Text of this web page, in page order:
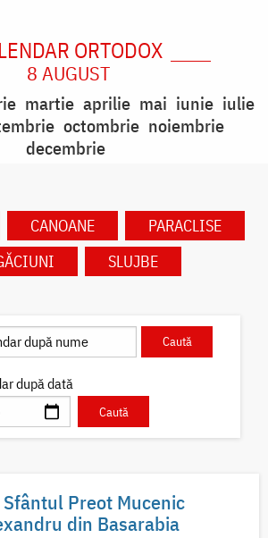
ORTODOX
8 AUGUST
martie aprilie mai iunie iulie
octombrie noiembrie
decembrie
CANOANE
PARACLISE
SLUJBE
după dată
Preot Mucenic
din Basarabia